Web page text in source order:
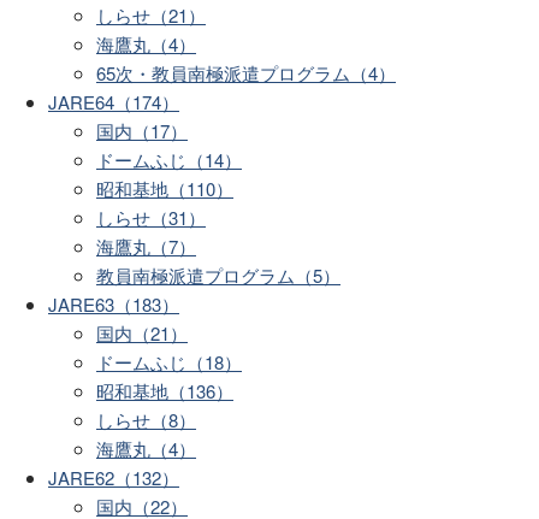
しらせ（21）
海鷹丸（4）
65次・教員南極派遣プログラム（4）
JARE64（174）
国内（17）
ドームふじ（14）
昭和基地（110）
しらせ（31）
海鷹丸（7）
教員南極派遣プログラム（5）
JARE63（183）
国内（21）
ドームふじ（18）
昭和基地（136）
しらせ（8）
海鷹丸（4）
JARE62（132）
国内（22）